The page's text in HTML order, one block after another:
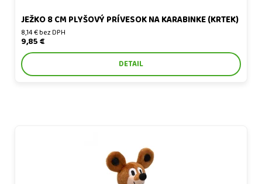
JEŽKO 8 CM PLYŠOVÝ PRÍVESOK NA KARABINKE (KRTEK)
8,14 € bez DPH
9,85 €
DETAIL
Myška 12 cm prstový maňuška (Krtek)